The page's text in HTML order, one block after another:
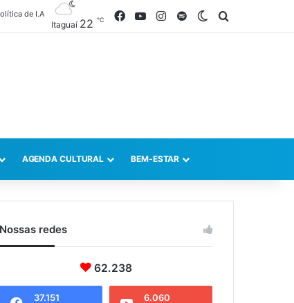
de I.A
Itaguaí 22 ℃ FacebookYouTubeInstagram
SpotifySwitch skin
AGENDA CULTURAL BEM-ESTAR
Nossas redes
62.238
37.151 6.060